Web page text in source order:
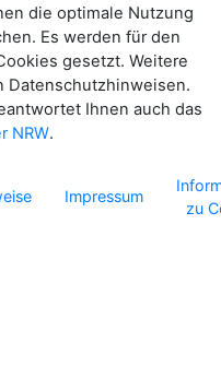
die optimale Nutzung
Es werden für den
gesetzt. Weitere
Datenschutzhinweisen.
Ihnen auch das
NRW.
Impressum
zu